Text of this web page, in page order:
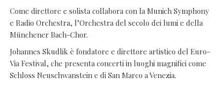
Come direttore e solista collabora con la Munich Symphony
e Radio Orchestra, l’Orchestra del secolo dei lumi e della
Münchener Bach-Chor.
Johannes Skudlik è fondatore e direttore artistico del Euro-
Via Festival, che presenta concerti in luoghi magnifici come
Schloss Neuschwanstein e di San Marco a Venezia.